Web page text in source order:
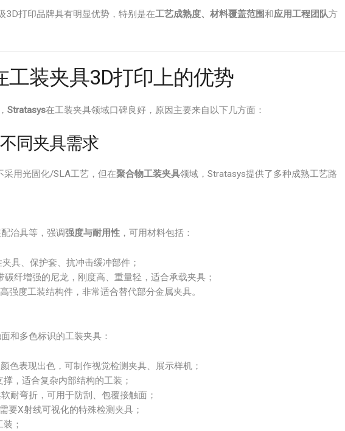
3D打印品牌具有明显优势，特别是在工艺成熟度、材料覆盖范围和应用工程团队方
工装夹具3D打印上的优势
Stratasys在工装夹具领域口碑良好，原因主要来自以下几方面：
同夹具需求
采用光固化/SLA工艺，但在聚合物工装夹具领域，Stratasys提供了多种成熟工艺路
治具等，强调强度与耐用性 ，可用材料包括：
夹具、保护套、抗冲击缓冲部件；
碳纤增强的尼龙，刚度高、重量轻，适合承载夹具；
强度工装结构件，非常适合替代部分金属夹具。
和多色标识的工装夹具：
色表现出色，可制作视觉检测夹具、展示样机；
，适合复杂内部结构的工装；
耐弯折，可用于防刮、包覆接触面；
要X射线可视化的特殊检测夹具；
；